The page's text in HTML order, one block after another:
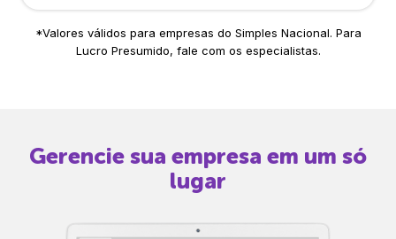
*Valores válidos para empresas do Simples Nacional. Para
Lucro Presumido, fale com os especialistas.
Gerencie sua empresa em um só
lugar